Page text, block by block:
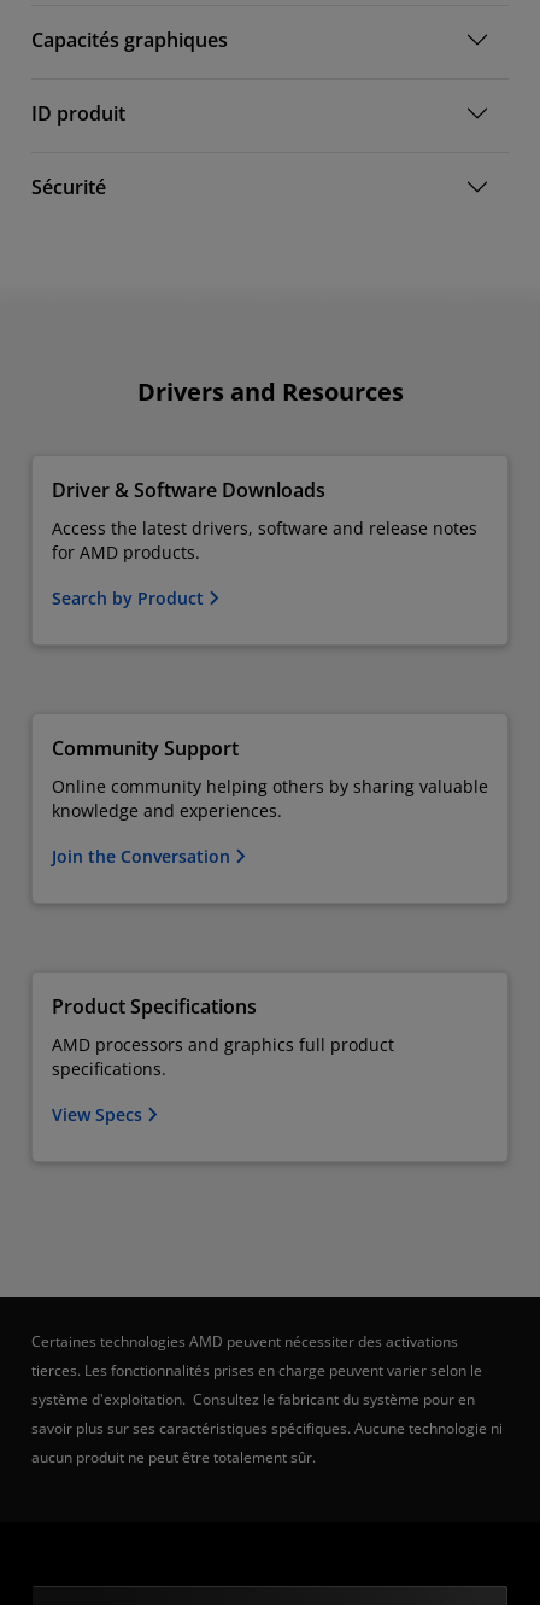
Capacités graphiques
ID produit
Sécurité
Drivers and Resources
Driver & Software Downloads
Access the latest drivers, software and release notes
for AMD products.
Search by Product
Community Support
Online community helping others by sharing valuable
knowledge and experiences.
Join the Conversation
Product Specifications
AMD processors and graphics full product
specifications.
View Specs
Certaines technologies AMD peuvent nécessiter des activations
tierces. Les fonctionnalités prises en charge peuvent varier selon le
système d'exploitation. Consultez le fabricant du système pour en
savoir plus sur ses caractéristiques spécifiques. Aucune technologie ni
aucun produit ne peut être totalement sûr.